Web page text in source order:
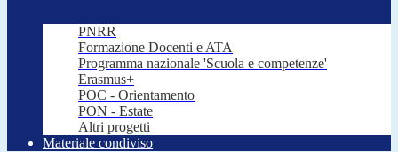
PNRR
Formazione Docenti e ATA
Programma nazionale 'Scuola e competenze'
Erasmus+
POC - Orientamento
PON - Estate
Altri progetti
Materiale condiviso